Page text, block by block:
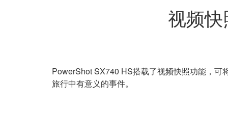
视频
PowerShot SX740 HS搭载了视频快照功能，
旅行中有意义的事件。